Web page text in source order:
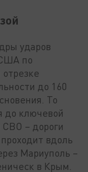
ударов
по
до 160
То
до ключевой
СВО – дороги
вдоль
Мариуполь –
в Крым.